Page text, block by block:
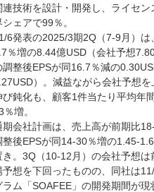
連技術を設計・開発し、ライセ
シェアで99％。
6発表の2025/3期2Q（7-9月）は
％増の8.44億USD（会社予想
調整後EPSが同16.7％減の
）。減益ながら会社予想
び鈍化も、顧客1件当たり平均年
％増。
期会社計画は、売上高が前期比
整後EPSが同14-30％増の1.45-
き。3Q（10-12月）の会社予想
予想を下回ったものの、同社は
ラム「SOAFEE」の開発期間が